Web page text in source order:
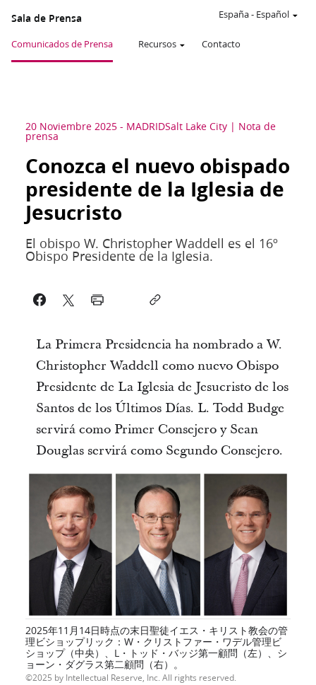
Sala de Prensa
Comunicados de Prensa Recursos Contacto
España- Español
20 Noviembre 2025 - MADRIDSalt Lake City Nota de
prensa
Conozca el nuevo obispado
presidente de la Iglesia de
Jesucristo
El obispo W. Christopher Waddell es el 16º
Obispo Presidente de la Iglesia.
La Primera Presidencia ha nombrado a W.
Christopher Waddell como nuevo Obispo
Presidente de La Iglesia de Jesucristo de los
Santos de los Últimos Días. L. Todd Budge
servirá como Primer Consejero y Sean
Douglas servirá como Segundo Consejero.
2025年11月14日時点の末日聖徒イエス・キリスト教会の管
理ビショップリック：W・クリストファー・ワデル管理ビ
ショップ（中央）、L・トッド・バッジ第一顧問（左）、シ
ョーン・ダグラス第二顧問（右）。
2025 by Intellectual Reserve, Inc. All rights reserved.